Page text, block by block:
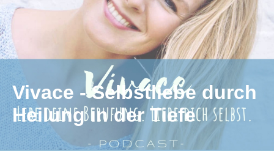
Vivace - Selbstliebe durch
Heilung in der Tiefe